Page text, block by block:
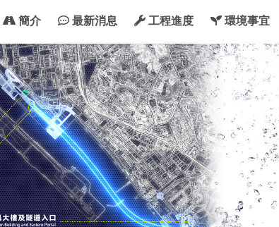
簡介 最新消息 工程進度 環境事宜